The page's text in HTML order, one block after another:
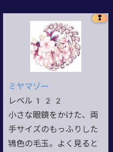
❢
ミヤマゾー
レベル122
小さな眼鏡をかけた、両
手サイズのもっふりした
鴇色の毛玉。よく見ると